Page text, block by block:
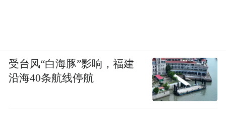
受台风“白海豚”影响，福建
沿海40条航线停航